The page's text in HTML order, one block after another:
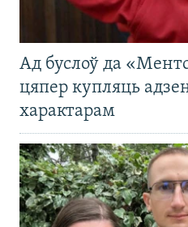
Ад буслоў да
цяпер купляць
характарам